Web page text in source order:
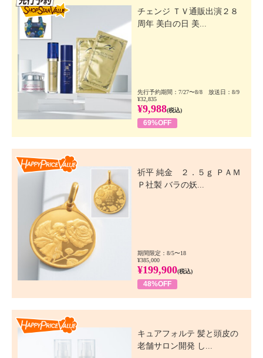
チェンジ ＴＶ通販出演２８
周年 美白の日 美...
先行予約期間：7/27〜8/8 放送日：8/9
¥32,835
¥9,988(税込)
69%OFF
祈平 純金 ２．５ｇ ＰＡＭ
Ｐ社製 バラの妖...
期間限定：8/5〜18
¥385,000
¥199,900(税込)
48%OFF
キュアフォルテ 髪と頭皮の
老舗サロン開発 し...